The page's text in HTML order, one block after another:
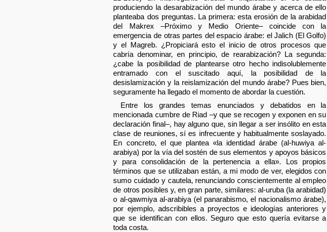
produciendo la desarabización del mundo árabe y acerca de ello
planteaba dos preguntas. La primera: esta erosión de la arabidad
del Makrex –Próximo y Medio Oriente– coincide con la
emergencia de otras partes del espacio árabe: el Jalich (El Golfo)
y el Magreb. ¿Propiciará esto el inicio de otros procesos que
cabría denominar, en principio, de rearabización? La segunda:
¿cabe la posibilidad de plantearse otro hecho indisolublemente
entramado con el suscitado aquí, la posibilidad de la
desislamización y la reislamización del mundo árabe? Pues bien,
seguramente ha llegado el momento de abordar la cuestión.
Entre los grandes temas enunciados y debatidos en la
mencionada cumbre de Riad –y que se recogen y exponen en su
declaración final–, hay alguno que, sin llegar a ser insólito en esta
clase de reuniones, sí es infrecuente y habitualmente soslayado.
En concreto, el que plantea «la identidad árabe (al-huwiya al-
arabiya) por la vía del sostén de sus elementos y apoyos básicos
y para consolidación de la pertenencia a ella». Los propios
términos que se utilizaban están, a mi modo de ver, elegidos con
sumo cuidado y cautela, renunciando conscientemente al empleo
de otros posibles y, en gran parte, similares: al-uruba (la arabidad)
o al-qawmiya al-arabiya (el panarabismo, el nacionalismo árabe),
por ejemplo, adscribibles a proyectos e ideologías anteriores y
que se identifican con ellos. Seguro que esto quería evitarse a
toda costa.